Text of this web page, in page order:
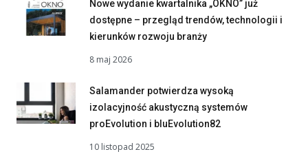
Nowe wydanie kwartalnika „OKNO” już
dostępne – przegląd trendów, technologii i
kierunków rozwoju branży
8 maj 2026
Salamander potwierdza wysoką
izolacyjność akustyczną systemów
proEvolution i bluEvolution82
10 listopad 2025